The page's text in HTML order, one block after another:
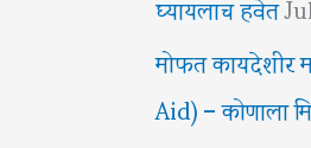
मोफत
Aid) – कोणाला